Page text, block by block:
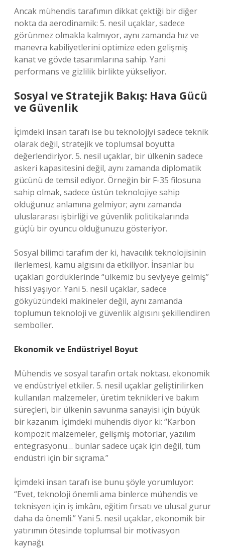
Ancak mühendis tarafımın dikkat çektiği bir diğer
nokta da aerodinamik: 5. nesil uçaklar, sadece
görünmez olmakla kalmıyor, aynı zamanda hız ve
manevra kabiliyetlerini optimize eden gelişmiş
kanat ve gövde tasarımlarına sahip. Yani
performans ve gizlilik birlikte yükseliyor.
Sosyal ve Stratejik Bakış: Hava Gücü
ve Güvenlik
İçimdeki insan tarafı ise bu teknolojiyi sadece teknik
olarak değil, stratejik ve toplumsal boyutta
değerlendiriyor. 5. nesil uçaklar, bir ülkenin sadece
askeri kapasitesini değil, aynı zamanda diplomatik
gücünü de temsil ediyor. Örneğin bir F-35 filosuna
sahip olmak, sadece üstün teknolojiye sahip
olduğunuz anlamına gelmiyor; aynı zamanda
uluslararası işbirliği ve güvenlik politikalarında
güçlü bir oyuncu olduğunuzu gösteriyor.
Sosyal bilimci tarafım der ki, havacılık teknolojisinin
ilerlemesi, kamu algısını da etkiliyor. İnsanlar bu
uçakları gördüklerinde “ülkemiz bu seviyeye gelmiş”
hissi yaşıyor. Yani 5. nesil uçaklar, sadece
gökyüzündeki makineler değil, aynı zamanda
toplumun teknoloji ve güvenlik algısını şekillendiren
semboller.
Ekonomik ve Endüstriyel Boyut
Mühendis ve sosyal tarafın ortak noktası, ekonomik
ve endüstriyel etkiler. 5. nesil uçaklar geliştirilirken
kullanılan malzemeler, üretim teknikleri ve bakım
süreçleri, bir ülkenin savunma sanayisi için büyük
bir kazanım. İçimdeki mühendis diyor ki: “Karbon
kompozit malzemeler, gelişmiş motorlar, yazılım
entegrasyonu… bunlar sadece uçak için değil, tüm
endüstri için bir sıçrama.”
İçimdeki insan tarafı ise bunu şöyle yorumluyor:
“Evet, teknoloji önemli ama binlerce mühendis ve
teknisyen için iş imkânı, eğitim fırsatı ve ulusal gurur
daha da önemli.” Yani 5. nesil uçaklar, ekonomik bir
yatırımın ötesinde toplumsal bir motivasyon
kaynağı.